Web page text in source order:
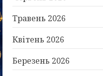
Травень 2026
Квітень 2026
Березень 2026